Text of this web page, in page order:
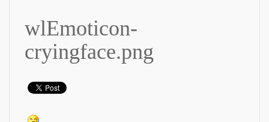
wlEmoticon-
cryingface.png